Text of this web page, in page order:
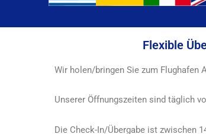
Flexible
Wir holen/bringen Sie zum Flughafen
Unserer Öffnungszeiten sind täglich
Die Check-In/Übergabe ist zwischen